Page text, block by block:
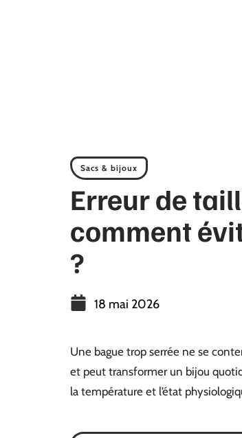
Sacs & bijoux
Erreur de
comment
?
18 mai 2026
Une bague trop serrée ne se
et peut transformer un bijou
la température et l’état